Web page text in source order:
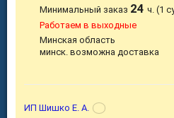
Минимальный заказ 24ч. (1
Работаем в выходные
Минская область
минск. возможна доставка
ИП Шишко Е. А.